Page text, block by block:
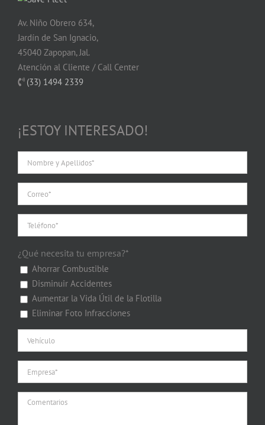
Av. Niño Obrero 634,
Jardín de San Ignacio,
45040 Zapopan, Jal.
Atención al Cliente / Call Center
(33) 1494 2339
¡ESTOY INTERESADO!
¿Qué necesita tu empresa?*
Ahorrar Combustible
Disminuir Accidentes
Aumentar la Vida Útil de la Flotilla
Eliminar Foto Infracciones